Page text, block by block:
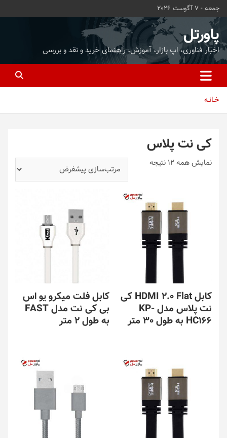
محتوا
بروید
جمعه - 7 آگوست 2026
پاورتل
اخبار فناوری، اپ بازار، آموزش، راهنمای خرید و نقد و بررسی
خـانـه
کی نت پلاس
نمایش همه 12 نتیجه
کابل HDMI 2.0 Flat کی
نت پلاس مدل KP-
HC166 به طول 30 متر
کابل فلت میکرو یو اس
بی کی نت مدل FAST
به طول 2 متر